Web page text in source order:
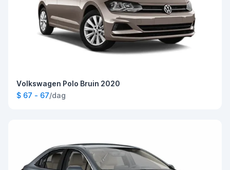
Volkswagen Polo Bruin 2020
$ 67 - 67/dag